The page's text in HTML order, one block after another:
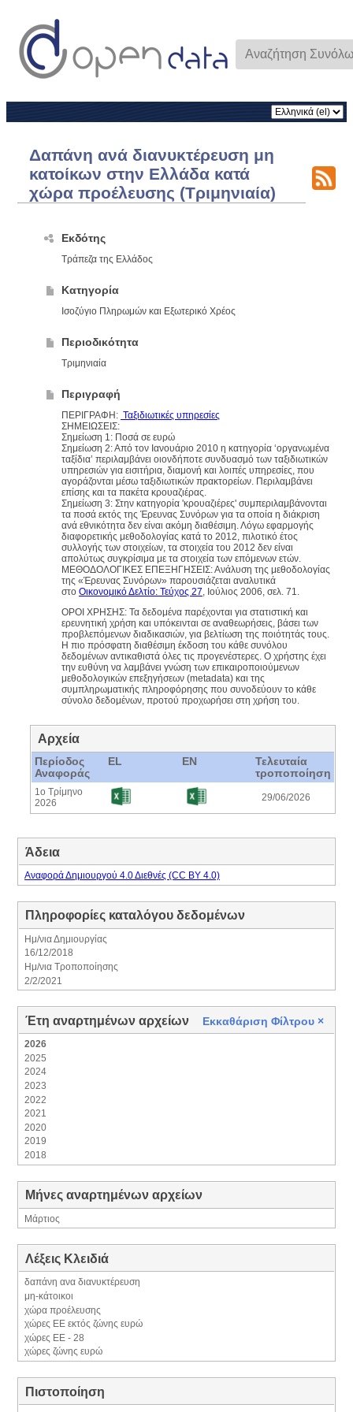
Δαπάνη ανά διανυκτέρευση μη
κατοίκων στην Ελλάδα κατά
χώρα προέλευσης (Τριμηνιαία)
Εκδότης
Τράπεζα της Ελλάδος
Κατηγορία
Ισοζύγιο Πληρωμών και Εξωτερικό Χρέος
Περιοδικότητα
Τριμηνιαία
Περιγραφή
ΠΕΡΙΓΡΑΦΗ: Ταξιδιωτικές υπηρεσίες
ΣΗΜΕΙΩΣΕΙΣ:
Σημείωση 1: Ποσά σε ευρώ
Σημείωση 2: Από τον Ιανουάριο 2010 η κατηγορία ‘οργανωμένα
ταξίδια’ περιλαμβάνει οιονδήποτε συνδυασμό των ταξιδιωτικών
υπηρεσιών για εισιτήρια, διαμονή και λοιπές υπηρεσίες, που
αγοράζονται μέσω ταξιδιωτικών πρακτορείων. Περιλαμβάνει
επίσης και τα πακέτα κρουαζιέρας.
Σημείωση 3: Στην κατηγορία 'κρουαζιέρες' συμπεριλαμβάνονται
τα ποσά εκτός της Έρευνας Συνόρων για τα οποία η διάκριση
ανά εθνικότητα δεν είναι ακόμη διαθέσιμη. Λόγω εφαρμογής
διαφορετικής μεθοδολογίας κατά το 2012, πιλοτικό έτος
συλλογής των στοιχείων, τα στοιχεία του 2012 δεν είναι
απολύτως συγκρίσιμα με τα στοιχεία των επόμενων ετών.
ΜΕΘΟΔΟΛΟΓΙΚΕΣ ΕΠΕΞΗΓΗΣΕΙΣ: Ανάλυση της μεθοδολογίας
της «Έρευνας Συνόρων» παρουσιάζεται αναλυτικά
στο Οικονομικό Δελτίο: Τεύχος 27, Ιούλιος 2006, σελ. 71.
ΟΡΟΙ ΧΡΗΣΗΣ: Τα δεδομένα παρέχονται για στατιστική και
ερευνητική χρήση και υπόκεινται σε αναθεωρήσεις, βάσει των
προβλεπόμενων διαδικασιών, για βελτίωση της ποιότητάς τους.
Η πιο πρόσφατη διαθέσιμη έκδοση του κάθε συνόλου
δεδομένων αντικαθιστά όλες τις προγενέστερες. Ο χρήστης έχει
την ευθύνη να λαμβάνει γνώση των επικαιροποιούμενων
μεθοδολογικών επεξηγήσεων (metadata) και της
συμπληρωματικής πληροφόρησης που συνοδεύουν το κάθε
σύνολο δεδομένων, προτού προχωρήσει στη χρήση του.​​​
Αρχεία
Περίοδος
Αναφοράς
EL EN
Τελευταία
τροποποίηση
1ο Τρίμηνο
2026
29/06/2026
Άδεια
Αναφορά Δημιουργού 4.0 Διεθνές (CC BY 4.0)
Πληροφορίες καταλόγου δεδομένων
Ημ/νια Δημιουργίας
16/12/2018
Ημ/νια Τροποποίησης
2/2/2021
Έτη αναρτημένων αρχείων Εκκαθάριση Φίλτρου ×
2026
2025
2024
2023
2022
2021
2020
2019
2018
Μήνες αναρτημένων αρχείων
Μάρτιος
Λέξεις Κλειδιά
δαπάνη ανα διανυκτέρευση
μη-κάτοικοι
χώρα προέλευσης
χώρες EE εκτός ζώνης ευρώ
χώρες ΕΕ - 28
χώρες ζώνης ευρώ
Πιστοποίηση